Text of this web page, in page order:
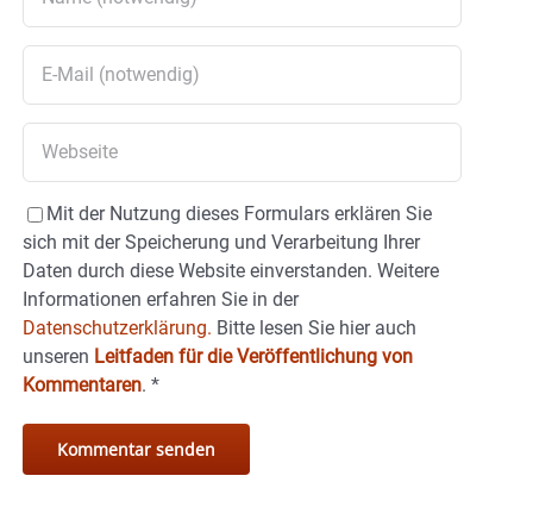
Mit der Nutzung dieses Formulars erklären Sie
sich mit der Speicherung und Verarbeitung Ihrer
Daten durch diese Website einverstanden. Weitere
Informationen erfahren Sie in der
Datenschutzerklärung. Bitte lesen Sie hier auch
unseren Leitfaden für die Veröffentlichung von
Kommentaren. *